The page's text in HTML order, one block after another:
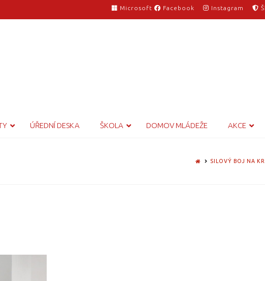
Microsoft Facebook Instagram
ÚŘEDNÍ DESKA ŠKOLA DOMOV MLÁDEŽE AKCE
HOMESILOVÝ BOJ NA